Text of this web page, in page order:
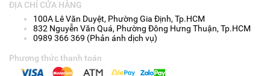
ĐỊA CHỈ CỬA HÀNG
100A Lê Văn Duyệt, Phường Gia Định, Tp.HCM
832 Nguyễn Văn Quá, Phường Đông Hưng Thuận, Tp.HCM
0989 366 369 (Phản ánh dịch vụ)
Phương thức thanh toán